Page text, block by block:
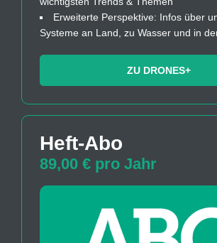
Erweiterte Perspektive: Infos über
Systeme an Land, zu Wasser und in
ZU DRONES+
Heft-Abo
89,00 € pro Jahr